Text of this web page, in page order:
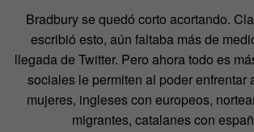
Bradbury se quedó corto acortando.
escribió esto, aún faltaba más de
llegada de Twitter. Pero ahora todo es
sociales le permiten al poder enfrentar
mujeres, ingleses con europeos,
migrantes, catalanes con